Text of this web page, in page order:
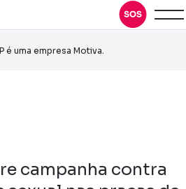
é uma empresa Motiva.
campanha contra